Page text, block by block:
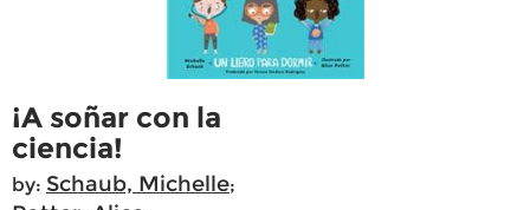
¡A soñar con la
ciencia!
by: Schaub, Michelle;